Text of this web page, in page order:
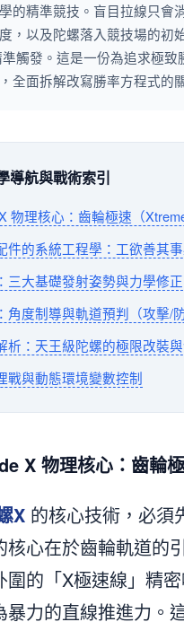
的精準競技。盲目拉線只
，以及陀螺落入競技場的初
觸發。這是一份為追求極
全面拆解改寫勝率方程式的
導航與戰術索引
物理核心：齒輪極速（
件的系統工程學：工欲善其
三大基礎發射姿勢與力學修正
角度制導與軌道預判（攻擊/
析：天王級陀螺的極限改裝
戰與動態環境變數控制
X 物理核心：齒輪
X 的核心技術，必須
核心在於齒輪軌道的
圍的「X極速線」精
暴力的直線推進力。